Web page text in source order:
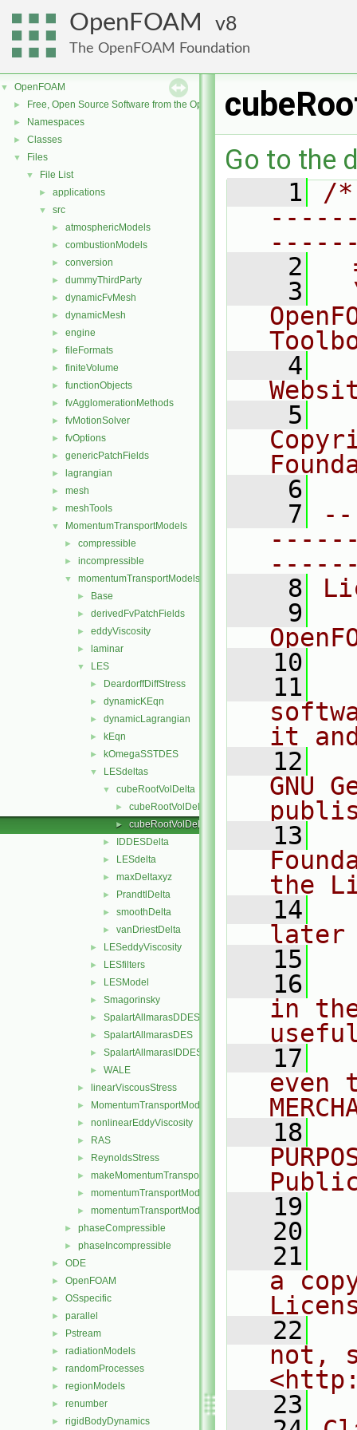
OpenFOAM 8
The OpenFOAM Foundation
▼ OpenFOAM
► Free, Open Source Software from the OpenFOAM Foundation
► Namespaces
► Classes
▼ Files
▼ File List
► applications
▼ src
► atmosphericModels
► combustionModels
► conversion
► dummyThirdParty
► dynamicFvMesh
► dynamicMesh
► engine
► fileFormats
► finiteVolume
► functionObjects
► fvAgglomerationMethods
► fvMotionSolver
► fvOptions
► genericPatchFields
► lagrangian
► mesh
► meshTools
▼ MomentumTransportModels
► compressible
► incompressible
▼ momentumTransportModels
► Base
► derivedFvPatchFields
► eddyViscosity
► laminar
▼ LES
► DeardorffDiffStress
► dynamicKEqn
► dynamicLagrangian
► kEqn
► kOmegaSSTDES
▼ LESdeltas
▼ cubeRootVolDelta
► cubeRootVolDelta.C
► cubeRootVolDelta.H
► IDDESDelta
► LESdelta
► maxDeltaxyz
► PrandtlDelta
► smoothDelta
► vanDriestDelta
► LESeddyViscosity
► LESfilters
► LESModel
► Smagorinsky
► SpalartAllmarasDDES
► SpalartAllmarasDES
► SpalartAllmarasIDDES
► WALE
► linearViscousStress
► MomentumTransportModel
► nonlinearEddyViscosity
► RAS
► ReynoldsStress
► makeMomentumTransportModel.H
► momentumTransportModel.C
► momentumTransportModel.H
► phaseCompressible
► phaseIncompressible
► ODE
► OpenFOAM
► OSspecific
► parallel
► Pstream
► radiationModels
► randomProcesses
► regionModels
► renumber
► rigidBodyDynamics
Go to the
    1
/
    2
    3
    4
    5
    6
    7
    8
    9
   10
   11
it
   12
GNU
   13
the
   14
later
   15
   16
in
   17
even
   18
   19
   20
   21
a
   22
not,
   23